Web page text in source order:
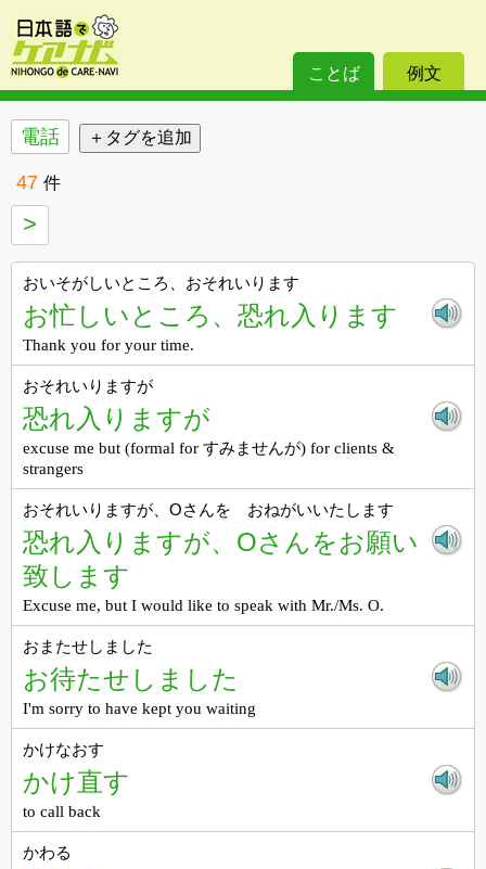
ことば 例文
電話
47 件
>
おいそがしいところ、おそれいります
お忙しいところ、恐れ入ります
Thank you for your time.
おそれいりますが
恐れ入りますが
excuse me but (formal for すみませんが) for clients &
strangers
おそれいりますが、Oさんを おねがいいたします
恐れ入りますが、Oさんをお願い
致します
Excuse me, but I would like to speak with Mr./Ms. O.
おまたせしました
お待たせしました
I'm sorry to have kept you waiting
かけなおす
かけ直す
to call back
かわる